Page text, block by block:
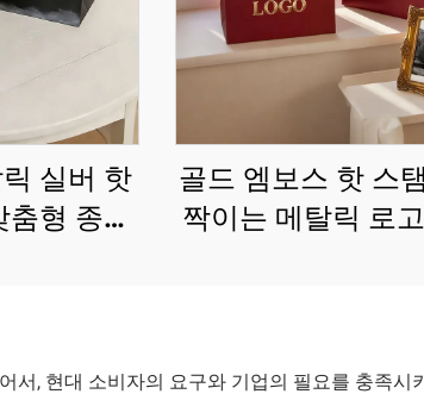
실버 핫
형 종이
골드 엠보스 핫 스
짝이는 메탈릭 로
, 현대 소비자의 요구와 기업의 필요를 충족